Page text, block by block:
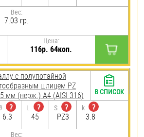
Вес:
7.03 гр.
Цена:
116р. 64коп.
с полупотайной
шлицем PZ
мм (нерж.) A4 (AISI 316)
?
6.3
L
?
45
S
?
PZ3
k
?
3.8
Вес:
В СПИСОК